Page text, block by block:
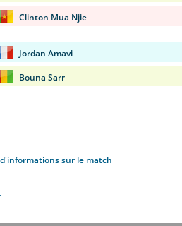
Clinton Mua Njie
Jordan Amavi
Bouna Sarr
sur le match